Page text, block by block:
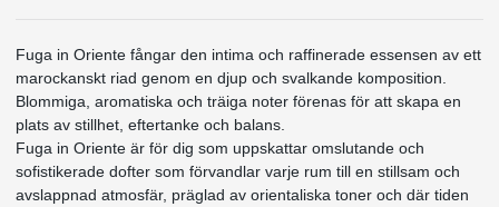
Fuga in Oriente fångar den intima och raffinerade essensen av ett
marockanskt riad genom en djup och svalkande komposition.
Blommiga, aromatiska och träiga noter förenas för att skapa en
plats av stillhet, eftertanke och balans.
Fuga in Oriente är för dig som uppskattar omslutande och
sofistikerade dofter som förvandlar varje rum till en stillsam och
avslappnad atmosfär, präglad av orientaliska toner och där tiden